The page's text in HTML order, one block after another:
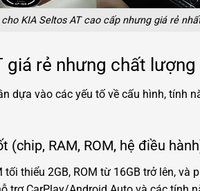
KIA Seltos AT cao cấp nhưng giá rẻ
giá rẻ nhưng chất
dựa vào các yếu tố về cấu hình, tính
RAM, ROM, hệ điều
thiểu 2GB, ROM từ 16GB trở lên,